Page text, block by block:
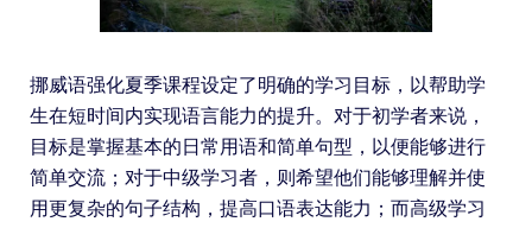
挪威语强化夏季课程设定了明确的学习目标，以帮助学
生在短时间内实现语言能力的提升。对于初学者来说，
目标是掌握基本的日常用语和简单句型，以便能够进行
简单交流；对于中级学习者，则希望他们能够理解并使
用更复杂的句子结构，提高口语表达能力；而高级学习